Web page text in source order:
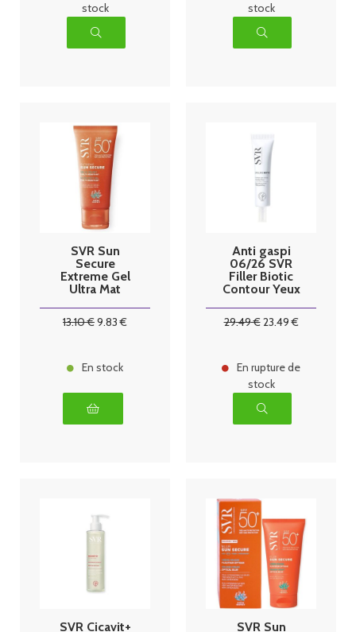
stock
stock
SVR Sun
Secure
Extreme Gel
Ultra Mat
SPF50+ 50 ml
13.10€9.83 €
En stock
Anti gaspi
06/26 SVR
Filler Biotic
Contour Yeux
29.49€23.49€
En rupture de
stock
SVR Cicavit+
SVR Sun